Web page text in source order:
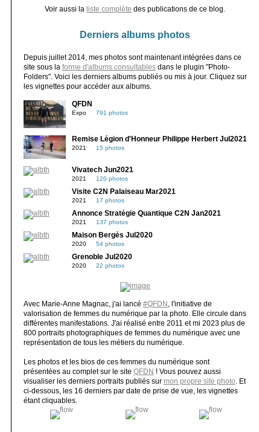
Voir aussi la liste complète des publications de ce blog.
Derniers albums photos
Depuis juillet 2014, mes photos sont maintenant intégrées dans ce
site sous la forme d'albums consultablesdans le plugin "Photo-
Folders". Voici les derniers albums publiés ou mis à jour. Cliquez sur
les vignettes pour accéder aux albums.
QFDN
Expo 791 photos
Remise Légion d'Honneur Philippe Herbert Jul2021
2021 15 photos
Vivatech Jun2021
2021 120 photos
Visite C2N Palaiseau Mar2021
2021 17 photos
Annonce Stratégie Quantique C2N Jan2021
2021 137 photos
Maison Bergès Jul2020
2020 54 photos
Grenoble Jul2020
2020 22 photos
Avec Marie-Anne Magnac, j'ai lancé #QFDN , l'initiative de
valorisation de femmes du numérique par la photo. Elle circule dans
différentes manifestations. J'ai réalisé entre 2011 et mi 2023 plus de
800 portraits photographiques de femmes du numérique avec une
représentation de tous les métiers du numérique.
Les photos et les bios de ces femmes du numérique sont
présentées au complet sur le site QFDN ! Vous pouvez aussi
visualiser les derniers portraits publiés sur mon propre site photo. Et
ci-dessous, les 16 derniers par date de prise de vue, les vignettes
étant cliquables.